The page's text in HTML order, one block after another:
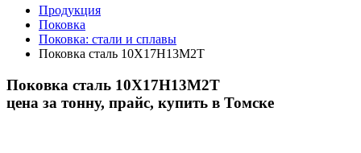
Продукция
Поковка
Поковка: cтали и сплавы
Поковка сталь 10Х17Н13М2Т
Поковка сталь 10Х17Н13М2Т
цена за тонну, прайс, купить в Томске